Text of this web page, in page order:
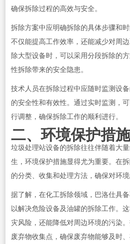
确保拆除过程的高效与安全。
拆除方案中应明确拆除的具体步骤和
不仅能提高工作效率，还能减少对周
除大型设备时，可以采用分段拆除的
性拆除带来的安全隐患。
技术人员在拆除过程中应随时监测设
的安全性和有效性。通过实时监测，
行调整，确保拆除工作的顺利进行。
二、环境保护措施
垃圾处理站设备的拆除往往伴随着大
生，环境保护措施显得尤为重要。在
的分类、收集和处理方法，确保对环境
据了解，在化工拆除领域，巴洛仕具
以解决危险设备及油罐的拆除工作。
灾风险，还能降低对周边环境的污染
废弃物收集点，确保废弃物能够及时、